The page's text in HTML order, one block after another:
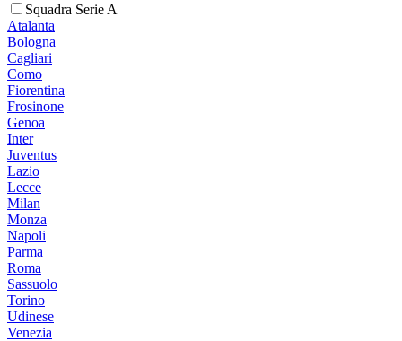
Squadra Serie A
Atalanta
Bologna
Cagliari
Como
Fiorentina
Frosinone
Genoa
Inter
Juventus
Lazio
Lecce
Milan
Monza
Napoli
Parma
Roma
Sassuolo
Torino
Udinese
Venezia